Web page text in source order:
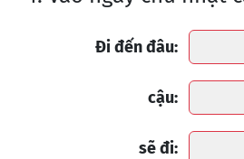
Đi đến đâu:
cậu:
sẽ đi: